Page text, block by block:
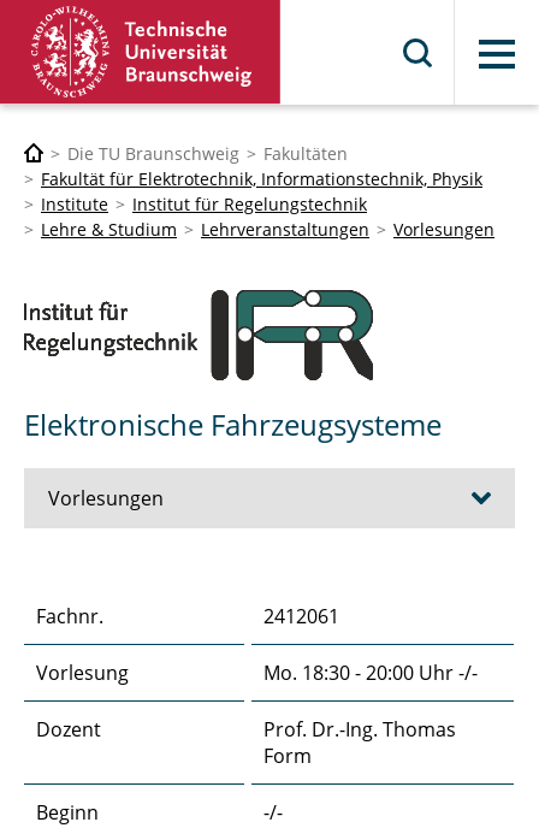
Menü
Die TU Braunschweig
Fakultäten
Fakultät für Elektrotechnik, Informationstechnik, Physik
Institute
Institut für Regelungstechnik
Lehre & Studium
Lehrveranstaltungen Vorlesungen
Elektronische Fahrzeugsysteme
Vorlesungen
Assistenz zur Autonomie
Datenbussysteme
Elektromagnetische Verträglichkeit in der
Fahrzeugtechnik
Fachnr. 2412061
Vorlesung Mo. 18:30 - 20:00 Uhr -/-
Dozent
Prof. Dr.-Ing. Thomas
Form
Beginn -/-